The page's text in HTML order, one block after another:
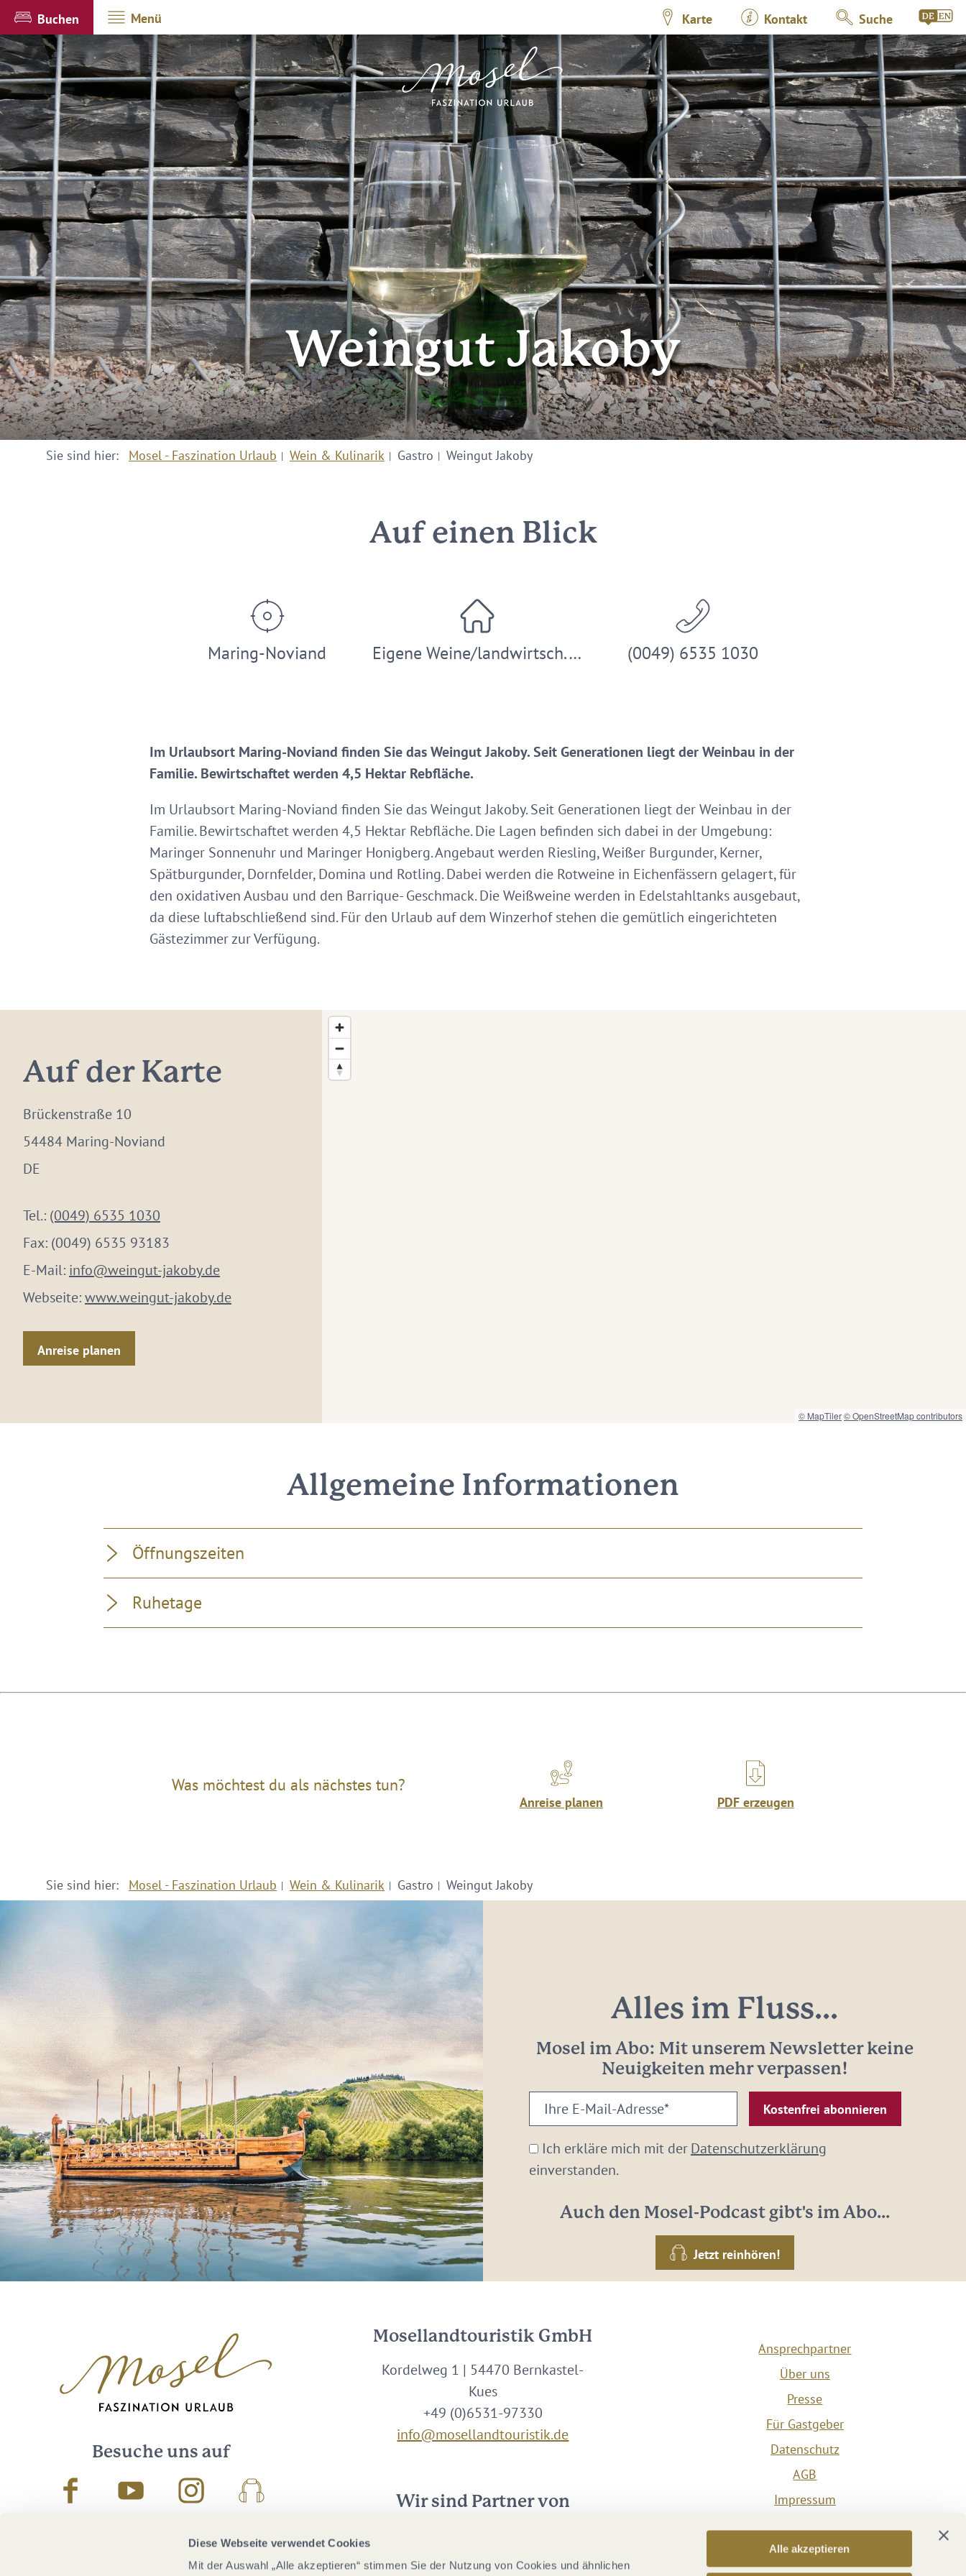
Diese Webseite verwendet Cookies
Mit der Auswahl „Alle akzeptieren“ stimmen Sie der Nutzung von Cookies und ähnlichen
Alle akzeptieren
Buchen Menü Karte Kontakt Suche
© Wein- und Ferienregion Bernkastel-Kues GmbH
Weingut Jakoby
Sie sind hier: Mosel - Faszination Urlaub Wein & Kulinarik Gastro Weingut Jakoby
Auf einen Blick
Maring-Noviand Eigene Weine/landwirtsch.… (0049) 6535 1030
Im Urlaubsort Maring-Noviand finden Sie das Weingut Jakoby. Seit Generationen liegt der Weinbau in der
Familie. Bewirtschaftet werden 4,5 Hektar Rebfläche.
Im Urlaubsort Maring-Noviand finden Sie das Weingut Jakoby. Seit Generationen liegt der Weinbau in der
Familie. Bewirtschaftet werden 4,5 Hektar Rebfläche. Die Lagen befinden sich dabei in der Umgebung:
Maringer Sonnenuhr und Maringer Honigberg. Angebaut werden Riesling, Weißer Burgunder, Kerner,
Spätburgunder, Dornfelder, Domina und Rotling. Dabei werden die Rotweine in Eichenfässern gelagert, für
den oxidativen Ausbau und den Barrique- Geschmack. Die Weißweine werden in Edelstahltanks ausgebaut,
da diese luftabschließend sind. Für den Urlaub auf dem Winzerhof stehen die gemütlich eingerichteten
Gästezimmer zur Verfügung.
Auf der Karte
Brückenstraße 10
54484 Maring-Noviand
DE
Tel.: (0049) 6535 1030
Fax: (0049) 6535 93183
E-Mail: info@weingut-jakoby.de
Webseite:www.weingut-jakoby.de
Anreise planen
© MapTiler© OpenStreetMap contributors
Allgemeine Informationen
Öffnungszeiten
Ruhetage
Was möchtest du als nächstes tun?
Anreise planen PDF erzeugen
Sie sind hier: Mosel - Faszination Urlaub Wein & Kulinarik Gastro Weingut Jakoby
Alles im Fluss...
Mosel im Abo: Mit unserem Newsletter keine
Neuigkeiten mehr verpassen!
Ihre
E-
Mail-
Adresse:
Ich erkläre mich mit derDatenschutzerklärung
einverstanden.
Auch den Mosel-Podcast gibt's im Abo...
Jetzt reinhören!
Besuche uns auf
FacebookYoutube InstagramPodcast
Mosellandtouristik GmbH
Kordelweg 1 | 54470 Bernkastel-
Kues
+49 (0)6531-97330
info@mosellandtouristik.de
Wir sind Partner von
Ansprechpartner
Über uns
Presse
Für Gastgeber
Datenschutz
AGB
Impressum
Vertrag widerrufen